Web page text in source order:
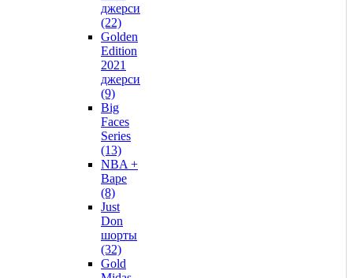
джерси
(22)
Golden
Edition
2021
джерси
(9)
Big
Faces
Series
(13)
NBA +
Bape
(8)
Just
Don
шорты
(32)
Gold